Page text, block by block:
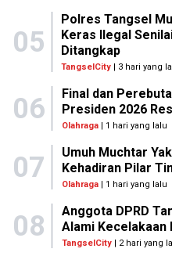
05
Polres Tangsel
Keras Ilegal
Ditangkap
TangselCity | 3 hari yang
06
Final dan
Presiden 2026
Olahraga| 1 hari yang lalu
07
Umuh Muchtar
Kehadiran Pilar
Olahraga| 1 hari yang lalu
08
Anggota DPRD
Alami Kecelakaan
TangselCity| 2 hari yang